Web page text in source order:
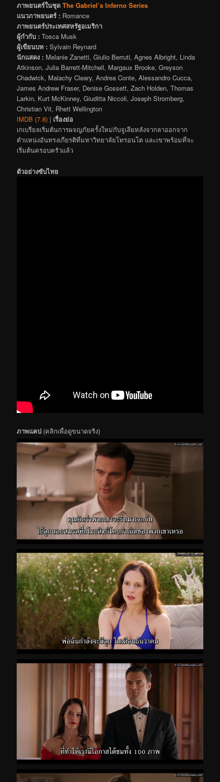
ภาพยนตร์ในชุดThe Gabriel’s Inferno Series
แนวภาพยนตร์ : Romance
ภาพยนตร์ประเทศสหรัฐอเมริกา
ผู้กำกับ : Tosca Musk
ผู้เขียนบท : Sylvain Reynard
นักแสดง : Melanie Zanetti, Giulio Berruti, Agnes Albright, Linda
Atkinson, Julia Barrett-Mitchell, Margaux Brooke, Greyson
Chadwick, Malachy Cleary, Andrea Conte, Alessandro Cucca,
James Andrew Fraser, Denise Gossett, Zach Holden, Thomas
Larkin, Kurt McKinney, Giuditta Niccoli, Joseph Stromberg,
Christian Vit, Rhett Wellington
IMDB (7.8) | เรื่องย่อ
เกเบรียลเริ่มต้นการผจญภัยครั้งใหม่กับจูเลียหลังจากลาออกจาก
ตำแหน่งอันทรงเกียรติที่มหาวิทยาลัยโทรอนโต และเขาพร้อมที่จะ
เริ่มต้นครอบครัวแล้ว
ตัวอย่างซับไทย
ภาพแคป (คลิกเพื่อดูขนาดจริง)